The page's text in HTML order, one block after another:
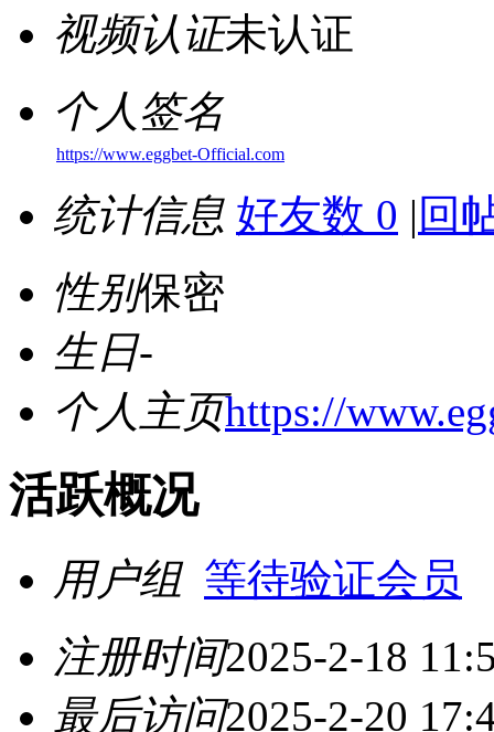
视频认证未认证
个人签名
https://www.eggbet-Official.com
统计信息 好友数 0 | 回
性别保密
生日-
个人主页https://
活跃概况
用户组 等待验证会员
注册时间2025-2-18
最后访问2025-2-20